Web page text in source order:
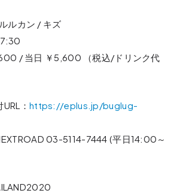
ルカン / キズ
/ 当日 ￥5,600 （税込/ドリンク代
： https://eplus.jp/buglug-
03-5114-7444 (平日14:00～